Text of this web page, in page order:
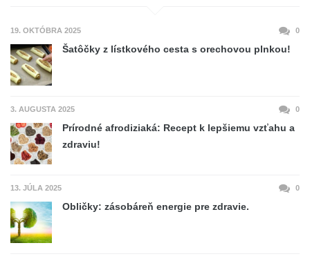
19. OKTÓBRA 2025 0
Šatôčky z lístkového cesta s orechovou plnkou!
3. AUGUSTA 2025 0
Prírodné afrodiziaká: Recept k lepšiemu vzťahu a
zdraviu!
13. JÚLA 2025 0
Obličky: zásobáreň energie pre zdravie.